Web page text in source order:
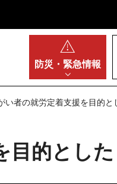
防災・ 緊急情報
い者の就労定着支援を目的
目的とし